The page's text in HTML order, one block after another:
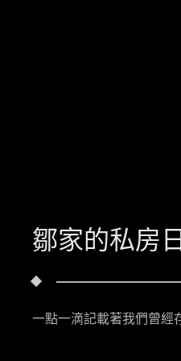
鄒家的私房
一點一滴記載著我們曾經